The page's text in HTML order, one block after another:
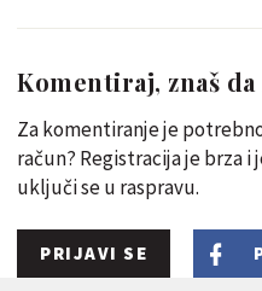
Komentiraj, znaš da
Za komentiranje je
račun? Registracija je brza
uključi se u raspravu.
PRIJAVI SE